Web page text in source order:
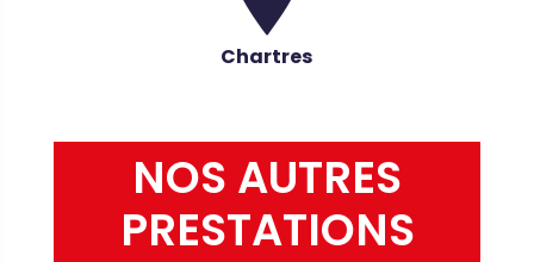
Chartres
NOS AUTRES
PRESTATIONS